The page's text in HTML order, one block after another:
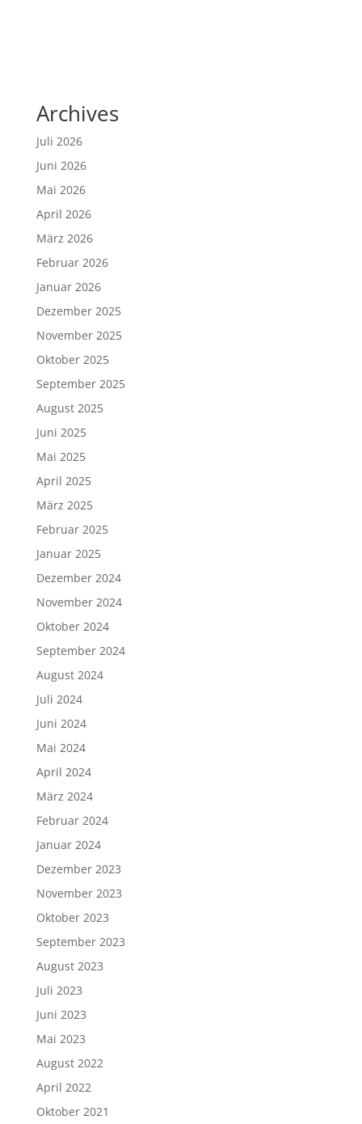
Archives
Juli 2026
Juni 2026
Mai 2026
April 2026
März 2026
Februar 2026
Januar 2026
Dezember 2025
November 2025
Oktober 2025
September 2025
August 2025
Juni 2025
Mai 2025
April 2025
März 2025
Februar 2025
Januar 2025
Dezember 2024
November 2024
Oktober 2024
September 2024
August 2024
Juli 2024
Juni 2024
Mai 2024
April 2024
März 2024
Februar 2024
Januar 2024
Dezember 2023
November 2023
Oktober 2023
September 2023
August 2023
Juli 2023
Juni 2023
Mai 2023
August 2022
April 2022
Oktober 2021